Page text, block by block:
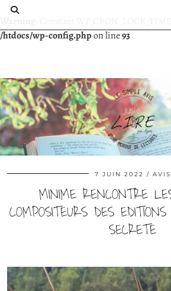
: Constant
/htdocs/wp-config.phpon line93
7 JUIN 2022 AVIS
MINIME RENCONTRE
COMPOSITEURS DES
SECRETE